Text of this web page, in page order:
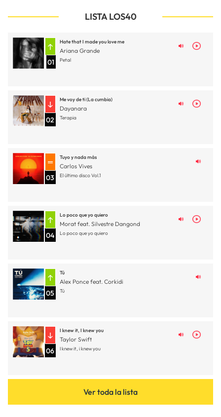
LISTA LOS40
01
Hate that I made you love me
Ariana Grande
Petal
02
Me voy de ti (La cumbia)
Dayanara
Terapia
03
Tuyo y nada más
Carlos Vives
El último disco Vol.1
04
Lo poco que yo quiero
Morat feat. Silvestre Dangond
Lo poco que yo quiero
05
Tú
Alex Ponce feat. Corkidi
Tú
06
I knew it, I knew you
Taylor Swift
I knew it, i knew you
Ver toda la lista